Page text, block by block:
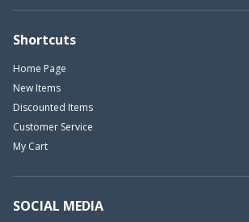
Shortcuts
Home Page
New Items
Discounted Items
Customer Service
My Cart
SOCIAL MEDIA